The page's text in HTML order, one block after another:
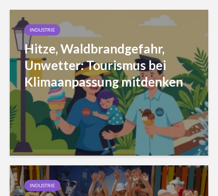
INDUSTRIE
Hitze, Waldbrandgefahr,
Unwetter: Tourismus bei
Klimaanpassung mitdenken
INDUSTRIE